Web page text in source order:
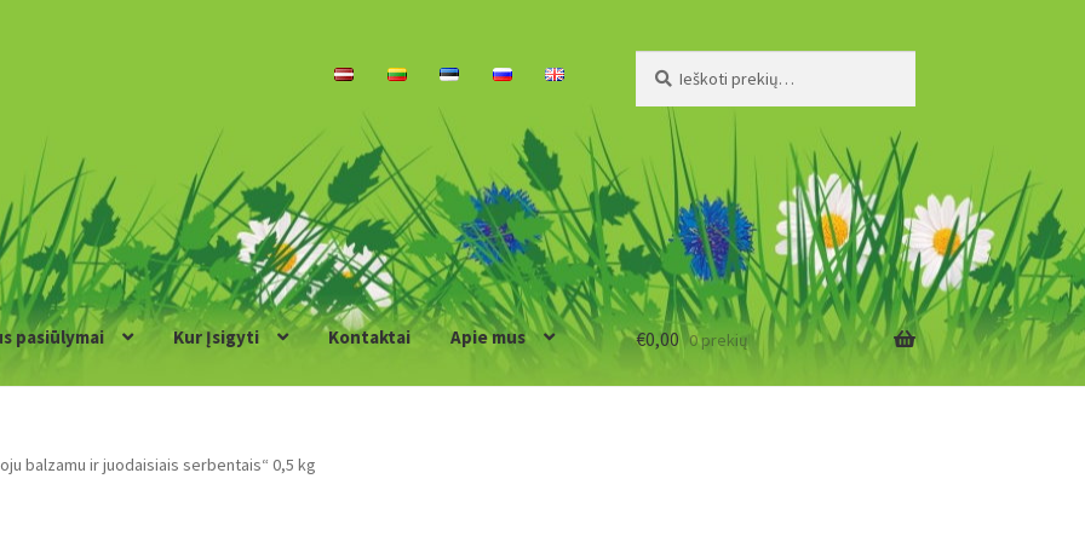
pasiūlymai Kur Įsigyti Kontaktai Apie mus €0,00 0 prekių
balzamu ir juodaisiais serbentais“ 0,5 kg